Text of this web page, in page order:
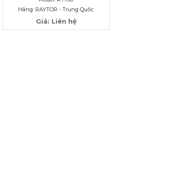
Hãng: RAYTOR - Trung Quốc
Giá: Liên hệ